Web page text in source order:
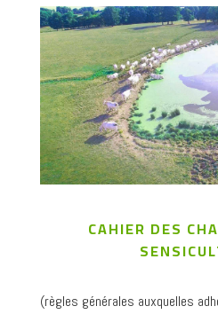
CAHIER DES
(règles générales auxquelles